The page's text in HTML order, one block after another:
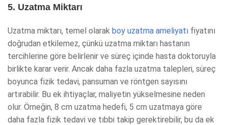
5. Uzatma Miktarı
Uzatma miktarı, temel olarak boy uzatma ameliyatı fiyatını
doğrudan etkilemez, çünkü uzatma miktarı hastanın
tercihlerine göre belirlenir ve süreç içinde hasta doktoruyla
birlikte karar verir. Ancak daha fazla uzatma talepleri, süreç
boyunca fizik tedavi, pansuman ve röntgen sayısını
artırabilir. Bu ek ihtiyaçlar, maliyetin yükselmesine neden
olur. Örneğin, 8 cm uzatma hedefi, 5 cm uzatmaya göre
daha fazla fizik tedavi ve tıbbi takip gerektirebilir, bu da ek